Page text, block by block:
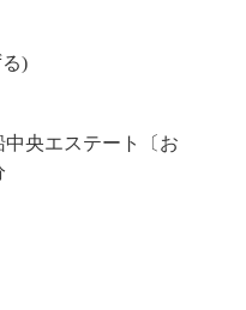
)
央エステート〔お